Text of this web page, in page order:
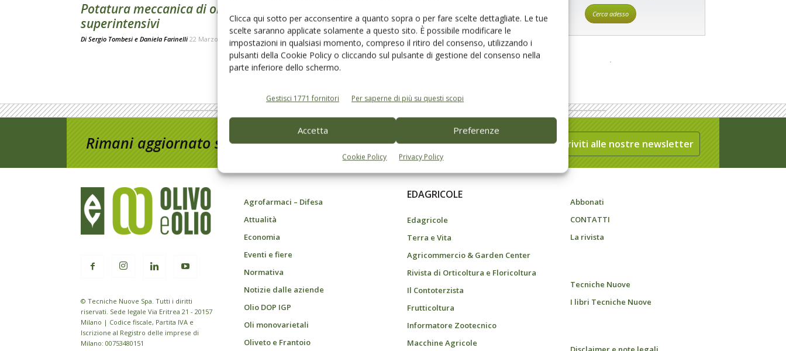
Clicca qui sotto per acconsentire a quanto sopra o per fare scelte dettagliate. Le tue
scelte saranno applicate solamente a questo sito. È possibile modificare le
impostazioni in qualsiasi momento, compreso il ritiro del consenso, utilizzando i
pulsanti della Cookie Policy o cliccando sul pulsante di gestione del consenso nella
parte inferiore dello schermo.
Gestisci 1771 fornitori Per saperne di più su questi scopi
Accetta Preferenze
Cookie Policy Privacy Policy
Potatura meccanica di oliveti
superintensivi
Di Sergio Tombesi e Daniela Farinelli 22 Marzo 2018
Cerca adesso
Rimani aggiornato sul mondo dell’agricoltura Iscriviti alle nostre newsletter
© Tecniche Nuove Spa. Tutti i diritti
riservati. Sede legale Via Eritrea 21 - 20157
Milano | Codice fiscale, Partita IVA e
Iscrizione al Registro delle imprese di
Milano: 00753480151
Agrofarmaci – Difesa
Attualità
Economia
Eventi e fiere
Normativa
Notizie dalle aziende
Olio DOP IGP
Oli monovarietali
Oliveto e Frantoio
EDAGRICOLE
Edagricole
Terra e Vita
Agricommercio & Garden Center
Rivista di Orticoltura e Floricoltura
Il Contoterzista
Frutticoltura
Informatore Zootecnico
Macchine Agricole
Abbonati
CONTATTI
La rivista
Tecniche Nuove
I libri Tecniche Nuove